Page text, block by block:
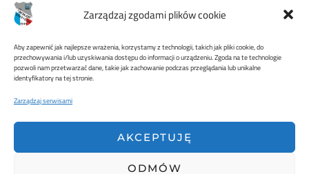
Zarządzaj zgodami plików cookie
Aby zapewnić jak najlepsze wrażenia, korzystamy z technologii, takich jak pliki cookie, do
przechowywania i/lub uzyskiwania dostępu do informacji o urządzeniu. Zgoda na te technologie
pozwoli nam przetwarzać dane, takie jak zachowanie podczas przeglądania lub unikalne
identyfikatory na tej stronie.
Zarządzaj serwisami
AKCEPTUJĘ
ODMÓW